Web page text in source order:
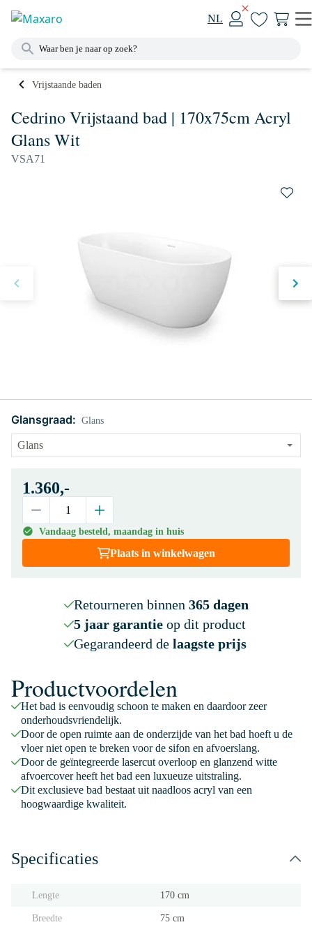
NL
Vrijstaande baden
Cedrino Vrijstaand bad | 170x75cm Acryl
Glans Wit
VSA71
Glansgraad: Glans
1.360,-
Vandaag besteld, maandag in huis
Plaats in winkelwagen
Retourneren binnen 365 dagen
5 jaar garantieop dit product
Gegarandeerd de laagste prijs
Productvoordelen
Het bad is eenvoudig schoon te maken en daardoor zeer
onderhoudsvriendelijk.
Door de open ruimte aan de onderzijde van het bad hoeft u de
vloer niet open te breken voor de sifon en afvoerslang.
Door de geïntegreerde lasercut overloop en glanzend witte
afvoercover heeft het bad een luxueuze uitstraling.
Dit exclusieve bad bestaat uit naadloos acryl van een
hoogwaardige kwaliteit.
Specificaties
Lengte 170 cm
Breedte 75 cm